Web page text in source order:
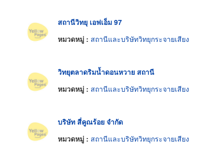
สถานีวิทยุ เอฟเอ็ม 97
หมวดหมู่ : สถานีและบริษัทวิทยุกระจายเสียง
วิทยุตลาดริมน้ำดอนหวาย สถานี
หมวดหมู่ : สถานีและบริษัทวิทยุกระจายเสียง
บริษัท สี่คูณร้อย จำกัด
หมวดหมู่ : สถานีและบริษัทวิทยุกระจายเสียง